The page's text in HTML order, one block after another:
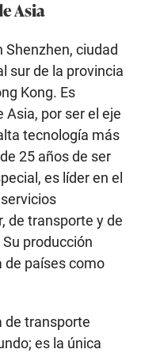
Asia
Shenzhen, ciudad
sur de la provincia
Kong. Es
Asia, por ser el eje
tecnología más
25 años de ser
es líder en el
de transporte y de
producción
de países como
de transporte
es la única